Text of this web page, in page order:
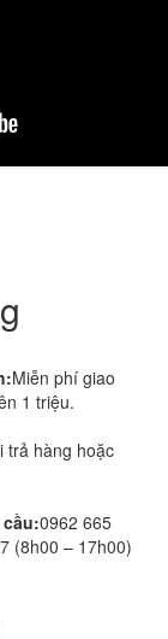
Miễn phí giao
1 triệu.
trả hàng hoặc
0962 665
(8h00 – 17h00)